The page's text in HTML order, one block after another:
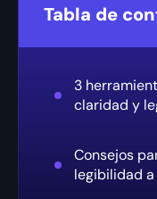
Tabla de
3
claridad y
Consejos
legibilidad